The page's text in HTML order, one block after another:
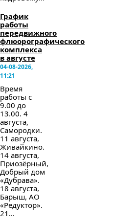
График
работы
передвижного
флюорографического
комплекса
в августе
04-08-2026,
11:21
Время
работы с
9.00 до
13.00. 4
августа,
Самородки.
11 августа,
Живайкино.
14 августа,
Приозёрный,
Добрый дом
«Дубрава».
18 августа,
Барыш, АО
«Редуктор».
21...